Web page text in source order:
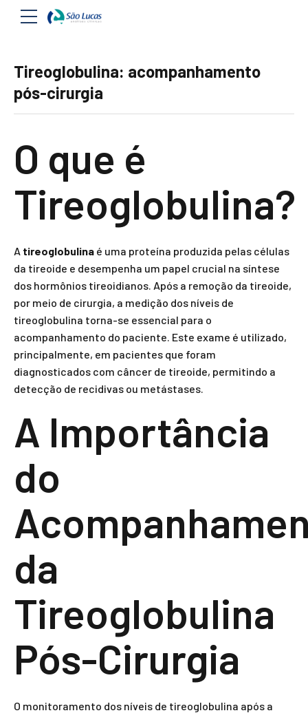
Tireoglobulina: acompanhamento
pós-cirurgia
O que é
Tireoglobulina?
A tireoglobulina é uma proteína produzida pelas células
da tireoide e desempenha um papel crucial na síntese
dos hormônios tireoidianos. Após a remoção da tireoide,
por meio de cirurgia, a medição dos níveis de
tireoglobulina torna-se essencial para o
acompanhamento do paciente. Este exame é utilizado,
principalmente, em pacientes que foram
diagnosticados com câncer de tireoide, permitindo a
detecção de recidivas ou metástases.
A Importância
do
da
Tireoglobulina
Pós-Cirurgia
O monitoramento dos níveis de tireoglobulina após a